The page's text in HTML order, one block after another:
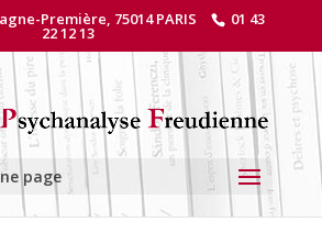
Première, 75014 PARIS 01 43
22 12 13
page